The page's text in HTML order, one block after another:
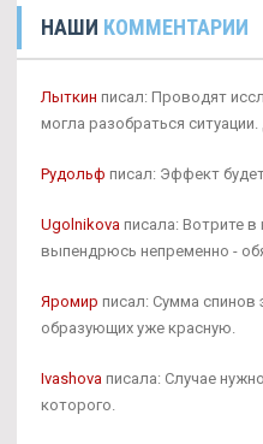
НАШИ КОММЕНТАРИИ
Лыткин писал: Проводят
могла разобраться
Рудольф писал: Эффект
Ugolnikova писала: Вотрите
выпендрюсь непременно -
Яромир писал: Сумма спинов
образующих уже красную.
Ivashova писала: Случае
которого.